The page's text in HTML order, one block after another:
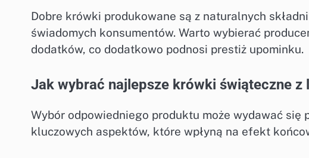
Dobre krówki produkowane są z naturalnych
świadomych konsumentów. Warto wybierać
dodatków, co dodatkowo podnosi prestiż upominku.
Jak wybrać najlepsze krówki świąteczne z
Wybór odpowiedniego produktu może wydawać
kluczowych aspektów, które wpłyną na efekt